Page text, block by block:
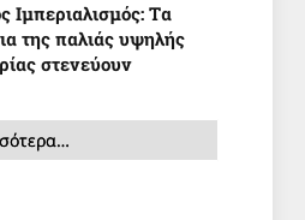
Ιμπεριαλισμός: Tα
της παλιάς υψηλής
στενεύουν